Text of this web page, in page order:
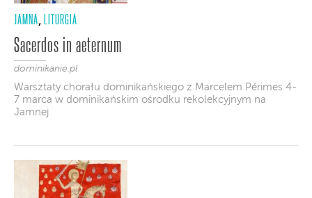
JAMNA, LITURGIA
Sacerdos in aeternum
dominikanie.pl
Warsztaty chorału dominikańskiego z Marcelem Périmes 4-
7 marca w dominikańskim ośrodku rekolekcyjnym na
Jamnej